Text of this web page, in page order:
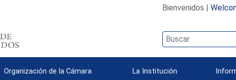
Bienvenidos |
Organización de la Cámara La Institución